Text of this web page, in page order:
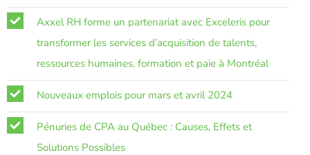
Axxel RH forme un partenariat avec Exceleris pour
transformer les services d’acquisition de talents,
ressources humaines, formation et paie à Montréal
Nouveaux emplois pour mars et avril 2024
Pénuries de CPA au Québec : Causes, Effets et
Solutions Possibles